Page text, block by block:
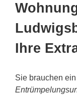
Ihre
Sie brauchen ein